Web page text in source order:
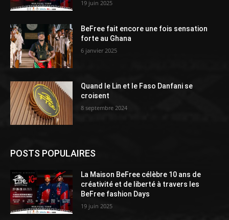
19 juin 2025
BeFree fait encore une fois sensation
forte au Ghana
6 janvier 2025
Quand le Lin et le Faso Danfani se
croisent
8 septembre 2024
POSTS POPULAIRES
La Maison BeFree célèbre 10 ans de
créativité et de liberté à travers les
BeFree fashion Days
19 juin 2025